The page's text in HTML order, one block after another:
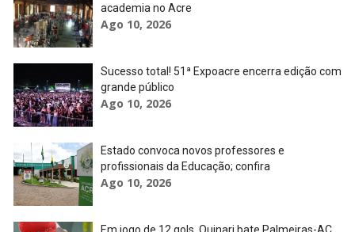
academia no Acre
Ago 10, 2026
Sucesso total! 51ª Expoacre encerra edição com
grande público
Ago 10, 2026
Estado convoca novos professores e
profissionais da Educação; confira
Ago 10, 2026